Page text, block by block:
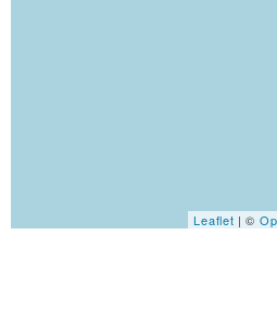
Leaflet | ©